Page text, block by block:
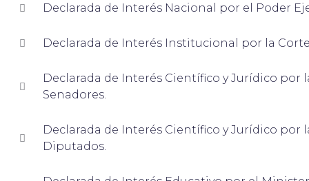
Declarada de Interés Nacional por el Poder
Declarada de Interés Institucional por la
Declarada de Interés Científico y Jurídico por
Senadores.
Declarada de Interés Científico y Jurídico por
Diputados.